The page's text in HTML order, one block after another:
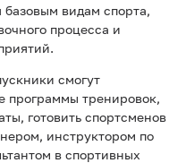
базовым видам спорта,
процесса и
смогут
программы тренировок,
готовить спортсменов
инструктором по
в спортивных